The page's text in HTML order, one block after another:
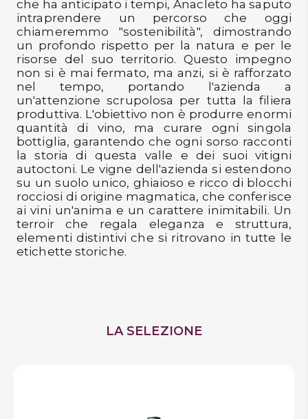
Preferiti
Blog
che ha anticipato i tempi, Anacleto ha saputo
intraprendere un percorso che oggi
chiameremmo "sostenibilità", dimostrando
un profondo rispetto per la natura e per le
risorse del suo territorio. Questo impegno
non si è mai fermato, ma anzi, si è rafforzato
nel tempo, portando l'azienda a
un'attenzione scrupolosa per tutta la filiera
produttiva. L'obiettivo non è produrre enormi
quantità di vino, ma curare ogni singola
bottiglia, garantendo che ogni sorso racconti
la storia di questa valle e dei suoi vitigni
autoctoni. Le vigne dell'azienda si estendono
su un suolo unico, ghiaioso e ricco di blocchi
rocciosi di origine magmatica, che conferisce
ai vini un'anima e un carattere inimitabili. Un
terroir che regala eleganza e struttura,
elementi distintivi che si ritrovano in tutte le
etichette storiche.
LA SELEZIONE